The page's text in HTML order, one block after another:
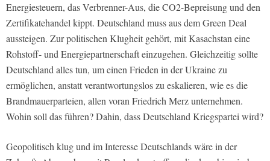
Energiesteuern, das Verbrenner-Aus, die CO2-Bepreisung und den
Zertifikatehandel kippt. Deutschland muss aus dem Green Deal
aussteigen. Zur politischen Klugheit gehört, mit Kasachstan eine
Rohstoff- und Energiepartnerschaft einzugehen. Gleichzeitig sollte
Deutschland alles tun, um einen Frieden in der Ukraine zu
ermöglichen, anstatt verantwortungslos zu eskalieren, wie es die
Brandmauerparteien, allen voran Friedrich Merz unternehmen.
Wohin soll das führen? Dahin, dass Deutschland Kriegspartei wird?
Geopolitisch klug und im Interesse Deutschlands wäre in der